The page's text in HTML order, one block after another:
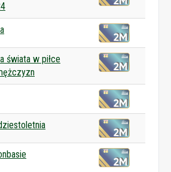
świata w piłce